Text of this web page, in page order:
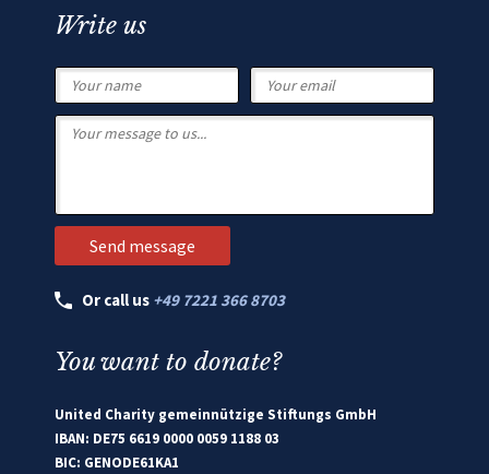
Write us
Or call us +49 7221 366 8703
You want to donate?
United Charity gemeinnützige Stiftungs GmbH
IBAN: DE75 6619 0000 0059 1188 03
BIC: GENODE61KA1